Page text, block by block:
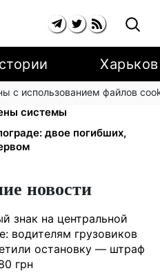
Харьков
с использованием файлов
— почему
системы
двое погибших,
новости
знак на центральной
водителям грузовиков
остановку — штраф
грн